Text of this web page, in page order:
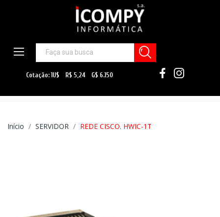
Início SERVIDOR REDE CISCO. HWIC-1T